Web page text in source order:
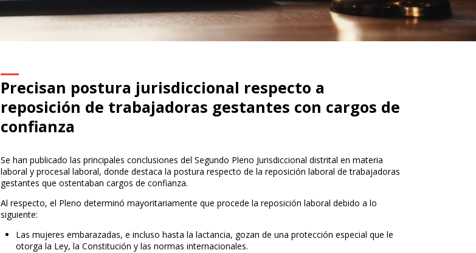
Precisan postura jurisdiccional respecto a
reposición de trabajadoras gestantes con cargos de
confianza
Se han publicado las principales conclusiones del Segundo Pleno Jurisdiccional distrital en materia
laboral y procesal laboral, donde destaca la postura respecto de la reposición laboral de trabajadoras
gestantes que ostentaban cargos de confianza.
Al respecto, el Pleno determinó mayoritariamente que procede la reposición laboral debido a lo
siguiente:
Las mujeres embarazadas, e incluso hasta la lactancia, gozan de una protección especial que le
otorga la Ley, la Constitución y las normas internacionales.